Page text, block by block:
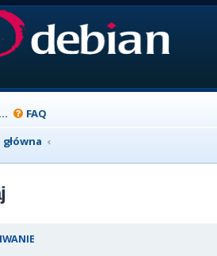
FAQ